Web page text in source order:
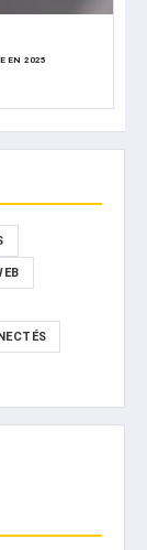
EN 2025